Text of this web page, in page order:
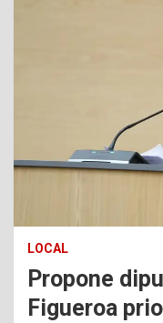
LOCAL
Propone
Figueroa